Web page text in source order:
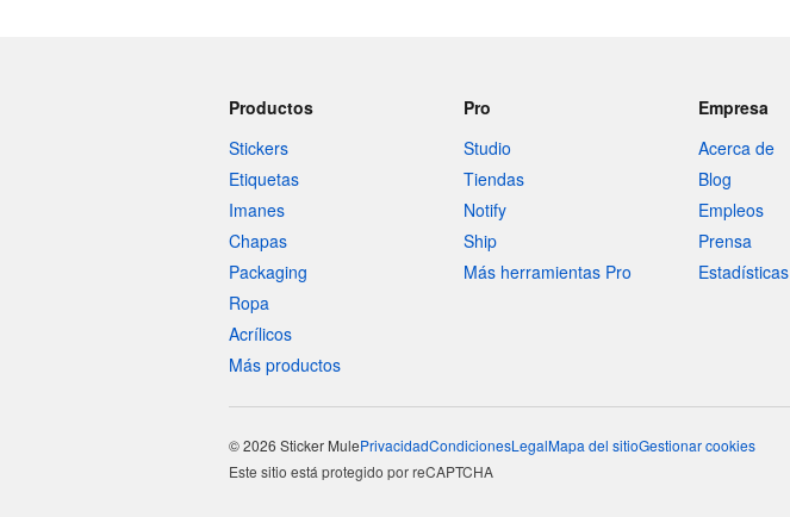
Productos
Stickers
Etiquetas
Imanes
Chapas
Packaging
Ropa
Acrílicos
Más productos
Pro
Studio
Tiendas
Notify
Ship
Más herramientas Pro
Empresa
Acerca de
Blog
Empleos
Prensa
Estadísticas
© 2026 Sticker MulePrivacidadCondicionesLegalMapa del sitioGestionar cookies
Este sitio está protegido por reCAPTCHA